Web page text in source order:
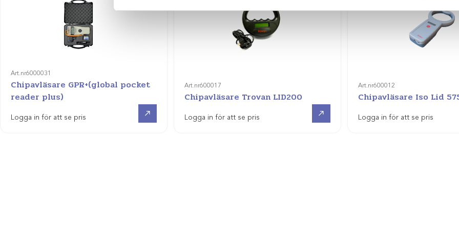
Art.nr6000031
Chipavläsare GPR+(global pocket
reader plus)
Logga in för att se pris
Art.nr600017
Chipavläsare Trovan LID200
Logga in för att se pris
Art.nr600012
Chipavläsare Iso Lid
Logga in för att se pris